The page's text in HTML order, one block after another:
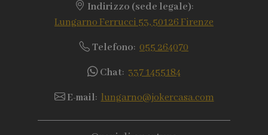
Indirizzo (sede legale):
Lungarno Ferrucci 53, 50126 Firenze
Telefono: 055 264070
Chat: 337 1455184
E-mail:lungarno@jokercasa.com